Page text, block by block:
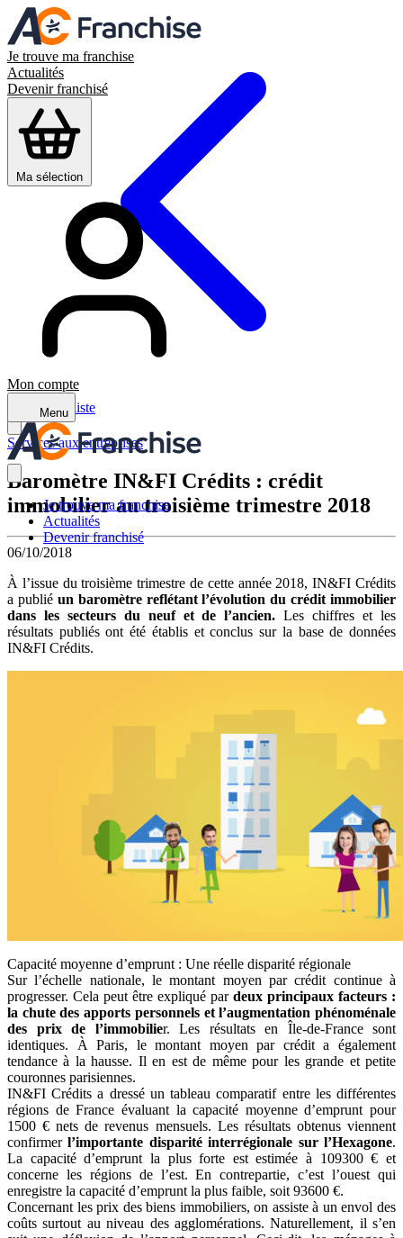
Je trouve ma franchise
Actualités
Devenir franchisé
Ma sélection
Mon compte
Menu
Je trouve ma franchise
Actualités
Devenir franchisé
Retour à la liste
Services aux entreprises
Baromètre IN&FI Crédits : crédit
immobilier au troisième trimestre 2018
06/10/2018
À l’issue du troisième trimestre de cette année 2018, IN&FI Crédits
a publié un baromètre reflétant l’évolution du crédit immobilier
dans les secteurs du neuf et de l’ancien. Les chiffres et les
résultats publiés ont été établis et conclus sur la base de données
IN&FI Crédits.
Capacité moyenne d’emprunt : Une réelle disparité régionale
Sur l’échelle nationale, le montant moyen par crédit continue à
progresser. Cela peut être expliqué par deux principaux facteurs :
la chute des apports personnels et l’augmentation phénoménale
des prix de l’immobilier. Les résultats en Île-de-France sont
identiques. À Paris, le montant moyen par crédit a également
tendance à la hausse. Il en est de même pour les grande et petite
couronnes parisiennes.
IN&FI Crédits a dressé un tableau comparatif entre les différentes
régions de France évaluant la capacité moyenne d’emprunt pour
1500 € nets de revenus mensuels. Les résultats obtenus viennent
confirmerl’importante disparité interrégionale sur l’Hexagone.
La capacité d’emprunt la plus forte est estimée à 109300 € et
concerne les régions de l’est. En contrepartie, c’est l’ouest qui
enregistre la capacité d’emprunt la plus faible, soit 93600 €.
Concernant les prix des biens immobiliers, on assiste à un envol des
coûts surtout au niveau des agglomérations. Naturellement, il s’en